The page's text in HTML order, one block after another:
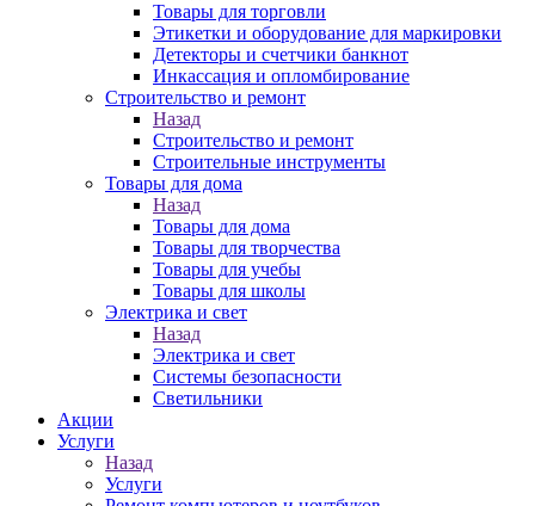
Товары для торговли
Этикетки и оборудование для маркировки
Детекторы и счетчики банкнот
Инкассация и опломбирование
Строительство и ремонт
Назад
Строительство и ремонт
Строительные инструменты
Товары для дома
Назад
Товары для дома
Товары для творчества
Товары для учебы
Товары для школы
Электрика и свет
Назад
Электрика и свет
Системы безопасности
Светильники
Акции
Услуги
Назад
Услуги